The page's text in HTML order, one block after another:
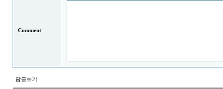
Comment
답글쓰기